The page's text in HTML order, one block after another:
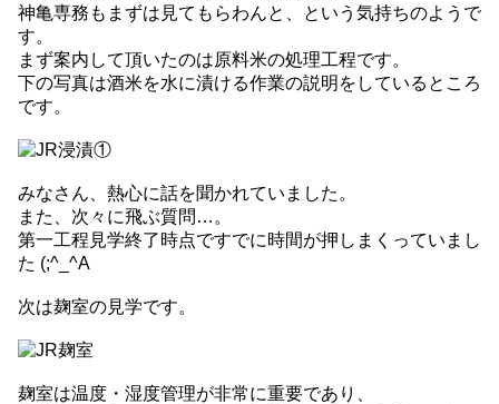
神亀専務もまずは見てもらわんと、という気持ちのようで
す。
まず案内して頂いたのは原料米の処理工程です。
下の写真は酒米を水に漬ける作業の説明をしているところ
です。
みなさん、熱心に話を聞かれていました。
また、次々に飛ぶ質問…。
第一工程見学終了時点ですでに時間が押しまくっていまし
た (;^_^A
次は麹室の見学です。
麹室は温度・湿度管理が非常に重要であり、